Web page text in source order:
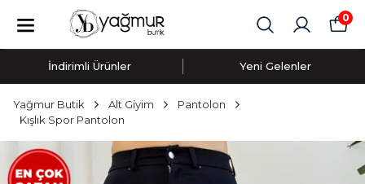
0
İndirimli Ürünler Yeni Gelenler
Yağmur Butik Alt Giyim
Pantolon
Kışlık Spor Pantolon